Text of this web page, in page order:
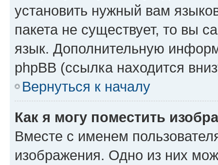
установить нужный вам
пакета не существует, то вы
язык. Дополнительную
phpBB (ссылка находится
Вернуться к началу
Как я могу поместить
Вместе с именем
изображения. Одно из них